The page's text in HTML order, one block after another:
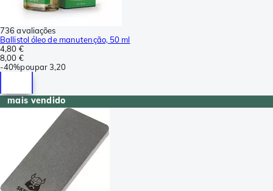
736 avaliações
Ballistol óleo de manutenção, 50 ml
4,80 €
8,00 €
-40%poupar3,20
mais vendido